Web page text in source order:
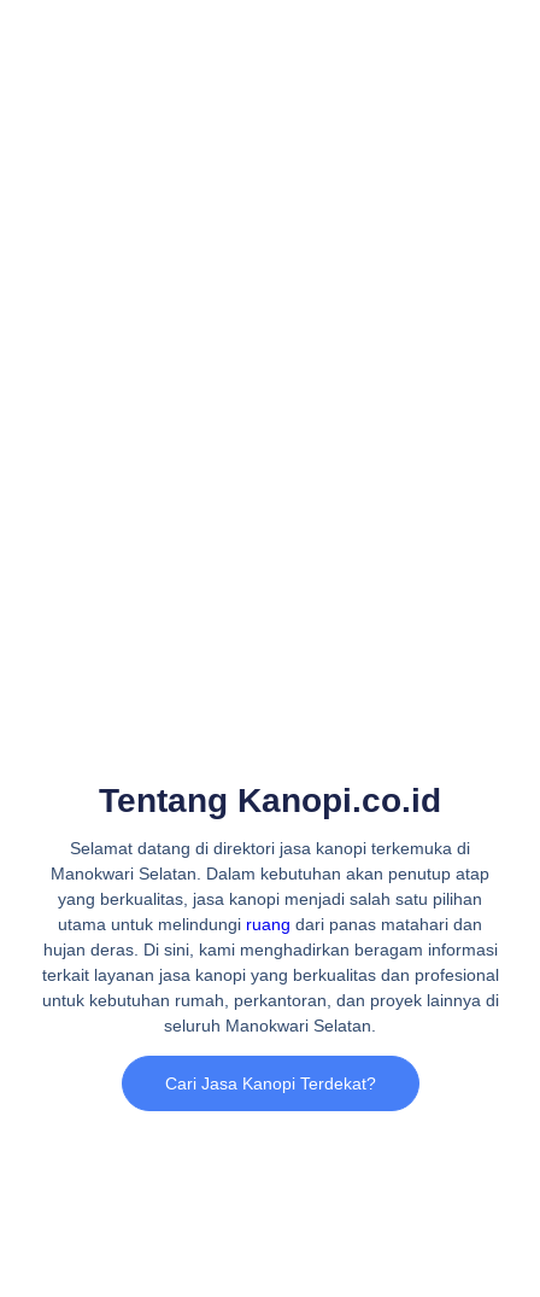
Tentang Kanopi.co.id
Selamat datang di direktori jasa kanopi terkemuka di
Manokwari Selatan. Dalam kebutuhan akan penutup atap
yang berkualitas, jasa kanopi menjadi salah satu pilihan
utama untuk melindungi ruang dari panas matahari dan
hujan deras. Di sini, kami menghadirkan beragam informasi
terkait layanan jasa kanopi yang berkualitas dan profesional
untuk kebutuhan rumah, perkantoran, dan proyek lainnya di
seluruh Manokwari Selatan.
Cari Jasa Kanopi Terdekat?